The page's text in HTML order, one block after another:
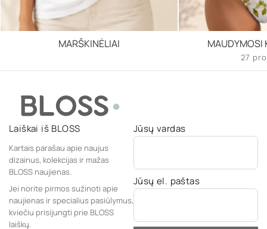
MARŠKINĖLIAI MAUDYMOSI
27
Laiškai iš BLOSS
Kartais parašau apie naujus
dizainus, kolekcijas ir mažas
BLOSS naujienas.
Jei norite pirmos sužinoti apie
naujienas ir specialius pasiūlymus,
kviečiu prisijungti prie BLOSS
laiškų.
Jūsų vardas
Jūsų el. paštas